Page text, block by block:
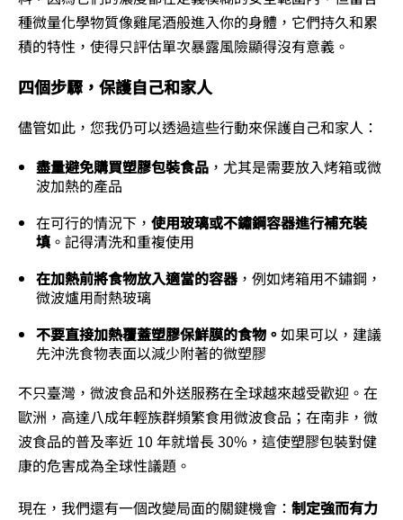
種微量化學物質像雞尾酒般進入你的身體，它們持久和累
積的特性，使得只評估單次暴露風險顯得沒有意義。
四個步驟，保護自己和家人
儘管如此，您我仍可以透過這些行動來保護自己和家人：
盡量避免購買塑膠包裝食品 ，尤其是需要放入烤箱或微
波加熱的產品
在可行的情況下， 使用玻璃或不鏽鋼容器進行補充裝
填。記得清洗和重複使用
在加熱前將食物放入適當的容器 ，例如烤箱用不鏽鋼，
微波爐用耐熱玻璃
不要直接加熱覆蓋塑膠保鮮膜的食物。如果可以，建議
先沖洗食物表面以減少附著的微塑膠
不只臺灣，微波食品和外送服務在全球越來越受歡迎。在
歐洲，高達八成年輕族群頻繁食用微波食品；在南非，微
波食品的普及率近 10 年就增長 30%，這使塑膠包裝對健
康的危害成為全球性議題。
現在，我們還有一個改變局面的關鍵機會： 制定強而有力